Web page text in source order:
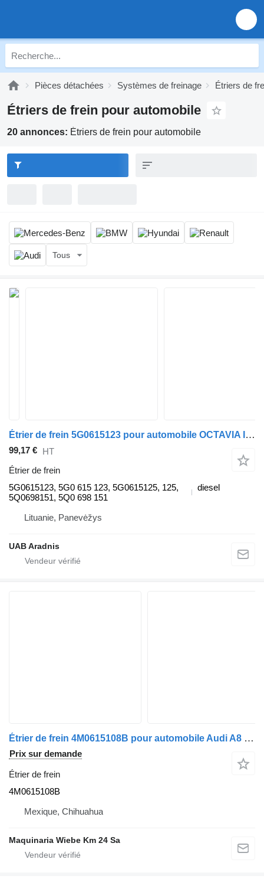
Pièces détachées Systèmes de freinage Étriers de
Étriers de frein pour automobile
20 annonces: Étriers de frein pour automobile
Tous
Étrier de frein 5G0615123 pour automobile OCTAVIA IV Combi (NX5)
99,17 € HT
Étrier de frein
5G0615123, 5G0 615 123, 5G0615125, 125,
5Q0698151, 5Q0 698 151
diesel
Lituanie, Panevėžys
UAB Aradnis
Étrier de frein 4M0615108B pour automobile Audi A8 L QUATTRO 55 TFSI
Prix sur demande
Étrier de frein
4M0615108B
Mexique, Chihuahua
Maquinaria Wiebe Km 24 Sa